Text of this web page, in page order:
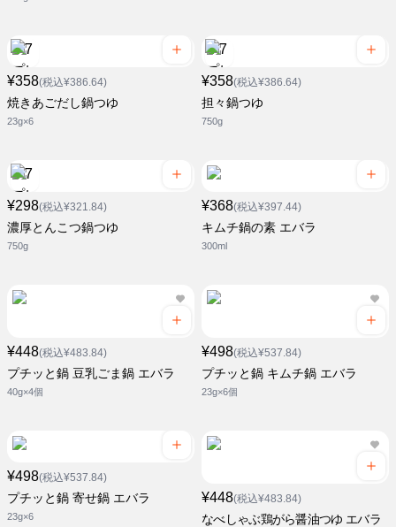
¥358(税込¥386.64)
焼きあごだし鍋つゆ
23g×6
¥358(税込¥386.64)
担々鍋つゆ
750g
¥298(税込¥321.84)
濃厚とんこつ鍋つゆ
750g
¥368(税込¥397.44)
キムチ鍋の素 エバラ
300ml
¥448(税込¥483.84)
プチッと鍋 豆乳ごま鍋 エバラ
40g×4個
¥498(税込¥537.84)
プチッと鍋 キムチ鍋 エバラ
23g×6個
¥498(税込¥537.84)
プチッと鍋 寄せ鍋 エバラ
23g×6
¥448(税込¥483.84)
なべしゃぶ鶏がら醤油つゆ エバラ